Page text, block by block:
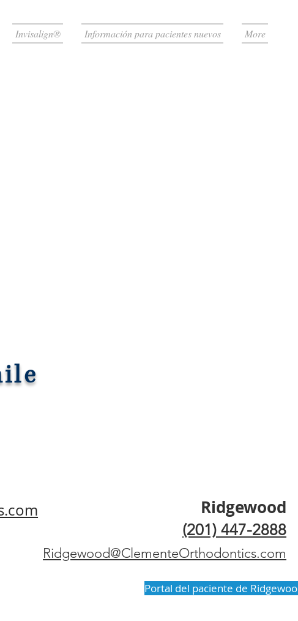
Invisalign® Información para pacientes nuevos More
Ridgewood
(201) 447-2888
Ridgewood@ClementeOrthodontics.com
Portal del paciente de